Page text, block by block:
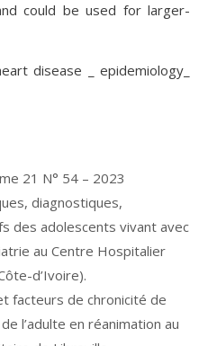
could be used for larger-
disease _ epidemiology_
21 N° 54 – 2023
diagnostiques,
des adolescents vivant avec
au Centre Hospitalier
d’Ivoire).
facteurs de chronicité de
l’adulte en réanimation au